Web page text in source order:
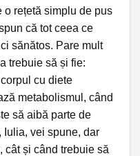
o rețetă simplu de pus
că tot ceea ce
sănătos. Pare mult
trebuie să și fie:
cu diete
metabolismul, când
să aibă parte de
Iulia, vei spune, dar
cât și când trebuie să